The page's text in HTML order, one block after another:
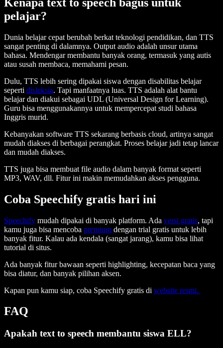
pelajar?
Dunia belajar cepat berubah berkat teknologi pendidikan, dan TTS
sangat penting di dalamnya. Output audio adalah unsur utama
bahasa. Mendengar membantu banyak orang, termasuk yang autis
atau susah membaca, memahami pesan.
Dulu, TTS lebih sering dipakai siswa dengan disabilitas belajar
seperti disleksia. Tapi manfaatnya luas. TTS adalah alat bantu
belajar dan diakui sebagai UDL (Universal Design for Learning).
Guru bisa menggunakannya untuk mempercepat studi bahasa
Inggris murid.
Kebanyakan software TTS sekarang berbasis cloud, artinya sangat
mudah diakses di berbagai perangkat. Proses belajar jadi tetap lancar
dan mudah diakses.
TTS juga bisa membuat file audio dalam banyak format seperti
MP3, WAV, dll. Fitur ini makin memudahkan akses pengguna.
Coba Speechify gratis hari ini
Speechify mudah dipakai di banyak platform. Ada versi gratis, tapi
kamu juga bisa mencoba premium dengan trial gratis untuk lebih
banyak fitur. Kalau ada kendala (sangat jarang), kamu bisa lihat
tutorial di situs.
Ada banyak fitur bawaan seperti highlighting, kecepatan baca yang
bisa diatur, dan banyak pilihan aksen.
Kapan pun kamu siap, coba Speechify gratis di website resmi.
FAQ
Apakah text to speech membantu siswa ELL?